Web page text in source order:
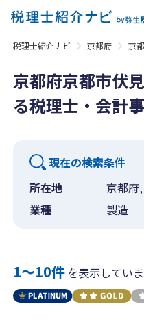
税理士紹介ナビ 京都府 京
京都府京都市伏
る税理士・会計
現在の検索条件
所在地
京都府
業種
製造
1〜10件を表示してい